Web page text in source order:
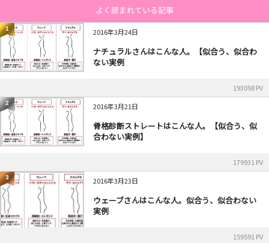
よく読まれている記事
1 2016年3月24日
ナチュラルさんはこんな人。【似合う、似合わ
ない実例
193098 PV
2 2016年3月21日
骨格診断ストレートはこんな人。【似合う、似
合わない実例】
179931 PV
3 2016年3月23日
ウェーブさんはこんな人。似合う、似合わない
実例
159591 PV